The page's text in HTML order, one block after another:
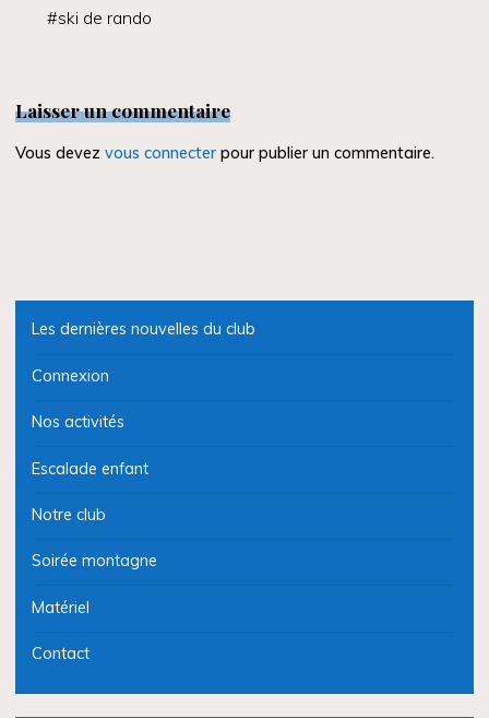
#ski de rando
Laisser un commentaire
Vous devezvous connecter pour publier un commentaire.
Les dernières nouvelles du club
Connexion
Nos activités
Escalade enfant
Notre club
Soirée montagne
Matériel
Contact